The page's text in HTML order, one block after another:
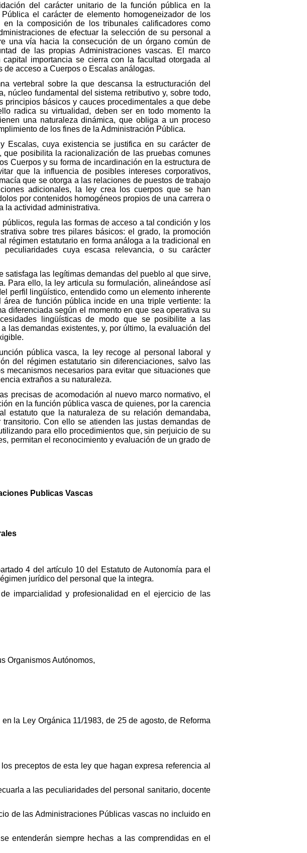
del carácter unitario de la función pública en la
el carácter de elemento homogeneizador de los
la composición de los tribunales calificadores como
de efectuar la selección de su personal a
una vía hacia la consecución de un órgano común de
de las propias Administraciones vascas. El marco
importancia se cierra con la facultad otorgada al
acceso a Cuerpos o Escalas análogas.
vertebral sobre la que descansa la estructuración del
núcleo fundamental del sistema retributivo y, sobre todo,
básicos y cauces procedimentales a que debe
radica su virtualidad, deben ser en todo momento la
una naturaleza dinámica, que obliga a un proceso
de los fines de la Administración Pública.
cuya existencia se justifica en su carácter de
posibilita la racionalización de las pruebas comunes
Cuerpos y su forma de incardinación en la estructura de
que la influencia de posibles intereses corporativos,
que se otorga a las relaciones de puestos de trabajo
adicionales, la ley crea los cuerpos que se han
por contenidos homogéneos propios de una carrera o
la actividad administrativa.
regula las formas de acceso a tal condición y los
sobre tres pilares básicos: el grado, la promoción
régimen estatutario en forma análoga a la tradicional en
cuya escasa relevancia, o su carácter
las legítimas demandas del pueblo al que sirve,
Para ello, la ley articula su formulación, alineándose así
perfil lingüístico, entendido como un elemento inherente
de función pública incide en una triple vertiente: la
diferenciada según el momento en que sea operativa su
lingüísticas de modo que se posibilite a las
las demandas existentes, y, por último, la evaluación del
pública vasca, la ley recoge al personal laboral y
del régimen estatutario sin diferenciaciones, salvo las
mecanismos necesarios para evitar que situaciones que
extraños a su naturaleza.
precisas de acomodación al nuevo marco normativo, el
en la función pública vasca de quienes, por la carencia
estatuto que la naturaleza de su relación demandaba,
Con ello se atienden las justas demandas de
para ello procedimientos que, sin perjuicio de su
permitan el reconocimiento y evaluación de un grado de
Publicas Vascas
4 del artículo 10 del Estatuto de Autonomía para el
jurídico del personal que la integra.
imparcialidad y profesionalidad en el ejercicio de las
Organismos Autónomos,
la Ley Orgánica 11/1983, de 25 de agosto, de Reforma
preceptos de esta ley que hagan expresa referencia al
a las peculiaridades del personal sanitario, docente
de las Administraciones Públicas vascas no incluido en
entenderán siempre hechas a las comprendidas en el